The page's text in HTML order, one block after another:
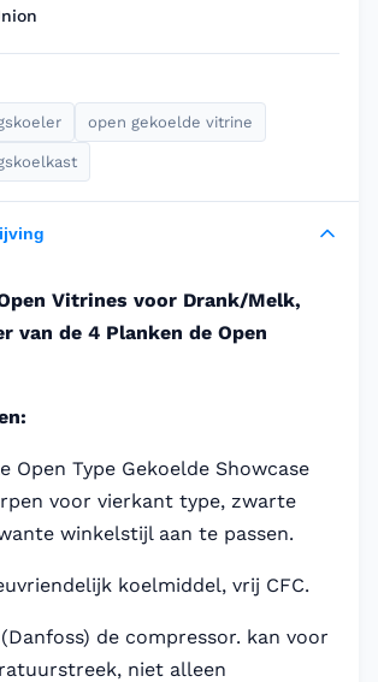
open gekoelde vitrine
Vitrines voor Drank/Melk,
van de 4 Planken de Open
Open Type Gekoelde Showcase
voor vierkant type, zwarte
winkelstijl aan te passen.
koelmiddel, vrij CFC.
(Danfoss) de compressor. kan voor
niet alleen